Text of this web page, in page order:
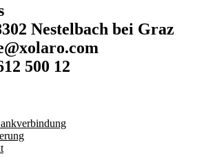
Nestelbach bei Graz
500 12